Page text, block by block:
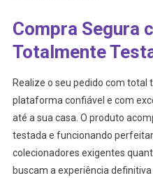
Compra Segura
Totalmente
Realize o seu pedido com
plataforma confiável e com
até a sua casa. O produto
testada e funcionando
colecionadores exigentes
buscam a experiência